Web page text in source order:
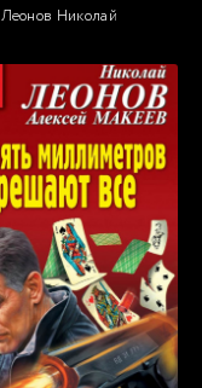
Леонов Николай